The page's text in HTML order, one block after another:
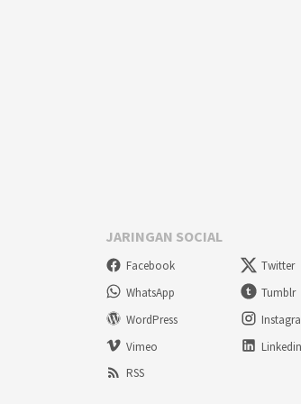
JARINGAN SOCIAL
Facebook Twitter
WhatsApp
Tumblr
WordPress
Vimeo
Linkedin
RSS